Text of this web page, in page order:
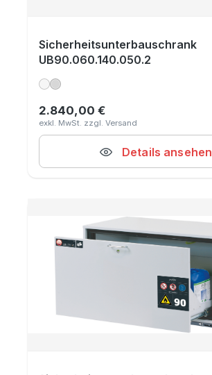
Sicherheitsunterbauschrank
UB90.060.140.050.2
Regulärer Preis:
2.840,00 €
Details ansehen